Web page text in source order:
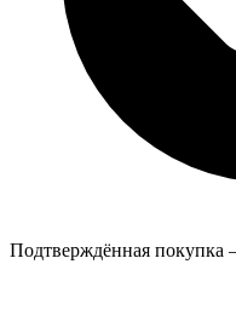
Подтверждённая покупка